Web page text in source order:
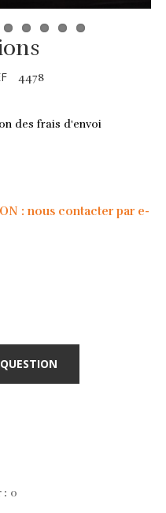
4478
des frais d'envoi
: nous contacter par e-
: 0